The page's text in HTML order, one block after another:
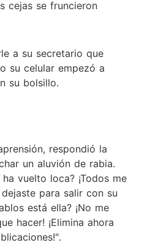
cejas se fruncieron
a su secretario que
su celular empezó a
su bolsillo.
respondió la
un aluvión de rabia.
ha vuelto loca? ¡Todos me
para salir con su
está ella? ¡No me
hacer! ¡Elimina ahora